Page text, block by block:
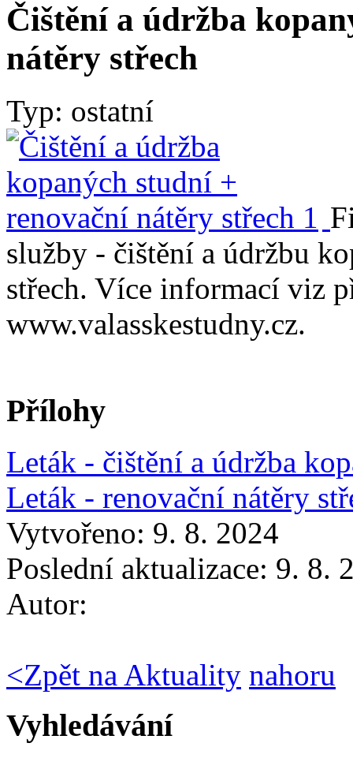
Čištění a údržba
nátěry střech
Typ: ostatní
služby - čištění a údržbu
střech. Více informací viz
www.valasskestudny.cz.
Přílohy
Leták - čištění a údržba
Leták - renovační nátěry
Vytvořeno: 9. 8. 2024
Poslední aktualizace: 9. 8.
Autor:
<Zpět na Aktuality nahoru
Vyhledávání